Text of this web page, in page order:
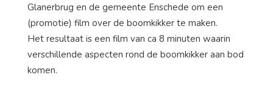
Glanerbrug en de gemeente Enschede om een
(promotie) film over de boomkikker te maken.
Het resultaat is een film van ca 8 minuten waarin
verschillende aspecten rond de boomkikker aan bod
komen.